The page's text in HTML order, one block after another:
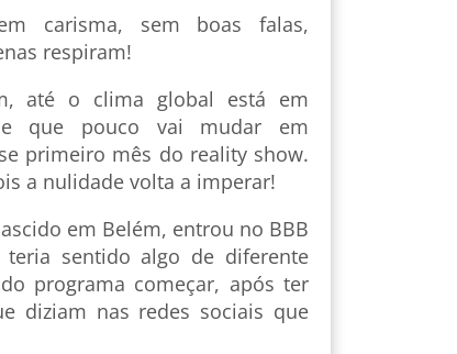
carisma, sem boas falas,
respiram!
até o clima global está em
que pouco vai mudar em
primeiro mês do reality show.
a nulidade volta a imperar!
em Belém, entrou no BBB
sentido algo de diferente
programa começar, após ter
diziam nas redes sociais que